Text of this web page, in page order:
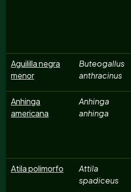
Aguililla negra
menor
Buteogallus
anthracinus
Anhinga
americana
Anhinga
anhinga
Atila polimorfo
Attila
spadiceus